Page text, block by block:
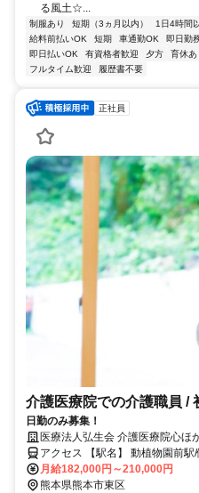
る風土☆...
制服あり 短期（3ヵ月以内） 1日4時間
給料前払いOK
短期 車通勤OK 即日勤
即日払いOK
有資格者歓迎 夕方 育休あ
フルタイム歓迎
履歴書不要
正社員
介護医療院での介護職員 /
日勤のみ募集！
医療法人弘生会 介護医療院心ほ
アクセス 【駅名】 動植物園前
月給182,000円～210,000円
熊本県熊本市東区